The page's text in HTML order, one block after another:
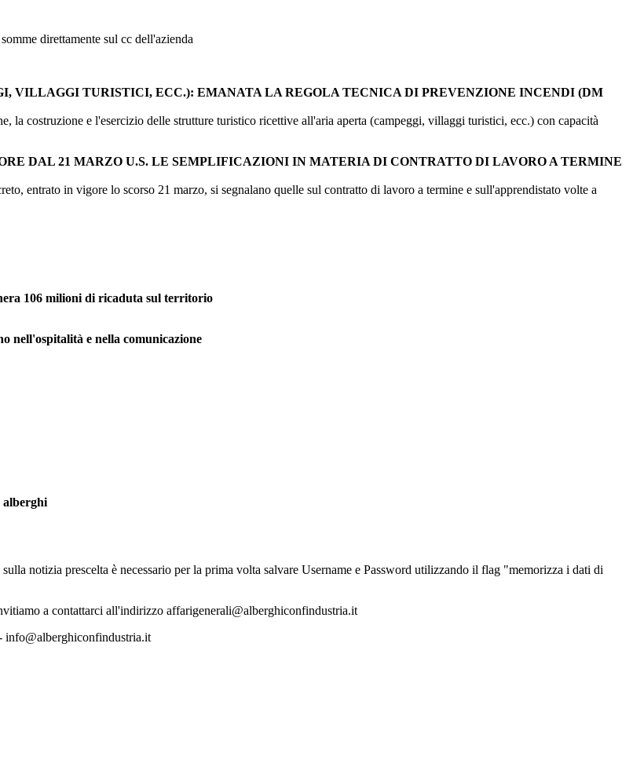
direttamente sul cc dell'azienda
VILLAGGI TURISTICI, ECC.): EMANATA LA REGOLA TECNICA DI PREVENZIONE INCENDI (DM
la costruzione e l'esercizio delle strutture turistico ricettive all'aria aperta (campeggi, villaggi turistici, ecc.) con capacità
DAL 21 MARZO U.S. LE SEMPLIFICAZIONI IN MATERIA DI CONTRATTO DI LAVORO A TERMINE
entrato in vigore lo scorso 21 marzo, si segnalano quelle sul contratto di lavoro a termine e sull'apprendistato volte a
106 milioni di ricaduta sul territorio
nell'ospitalità e nella comunicazione
alberghi
notizia prescelta è necessario per la prima volta salvare Username e Password utilizzando il flag "memorizza i dati di
a contattarci all'indirizzo affarigenerali@alberghiconfindustria.it
info@alberghiconfindustria.it